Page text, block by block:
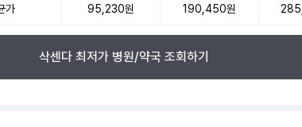
가 95,230원 190,450원
삭센다 최저가 병원/약국 조회하기